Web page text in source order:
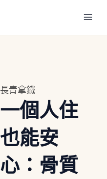
長青拿鐵
一個人住
也能安
心：骨質